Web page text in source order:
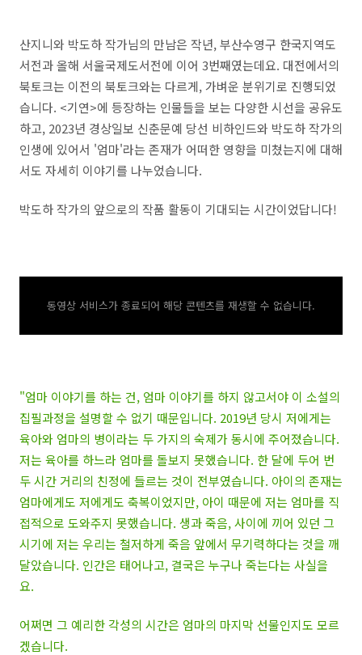
산지니와 박도하 작가님의 만남은 작년, 부산수영구 한국지역도
서전과 올해 서울국제도서전에 이어 3번째였는데요. 대전에서의
북토크는 이전의 북토크와는 다르게, 가벼운 분위기로 진행되었
습니다. <기연>에 등장하는 인물들을 보는 다양한 시선을 공유도
하고, 2023년 경상일보 신춘문예 당선 비하인드와 박도하 작가의
인생에 있어서 '엄마'라는 존재가 어떠한 영향을 미쳤는지에 대해
서도 자세히 이야기를 나누었습니다.
박도하 작가의 앞으로의 작품 활동이 기대되는 시간이었답니다!
동영상 서비스가 종료되어 해당 콘텐츠를 재생할 수 없습니다.
"엄마 이야기를 하는 건, 엄마 이야기를 하지 않고서야 이 소설의
집필과정을 설명할 수 없기 때문입니다. 2019년 당시 저에게는
육아와 엄마의 병이라는 두 가지의 숙제가 동시에 주어졌습니다.
저는 육아를 하느라 엄마를 돌보지 못했습니다. 한 달에 두어 번
두 시간 거리의 친정에 들르는 것이 전부였습니다. 아이의 존재는
엄마에게도 저에게도 축복이었지만, 아이 때문에 저는 엄마를 직
접적으로 도와주지 못했습니다. 생과 죽음, 사이에 끼어 있던 그
시기에 저는 우리는 철저하게 죽음 앞에서 무기력하다는 것을 깨
달았습니다. 인간은 태어나고, 결국은 누구나 죽는다는 사실을
요.
어쩌면 그 예리한 각성의 시간은 엄마의 마지막 선물인지도 모르
겠습니다.